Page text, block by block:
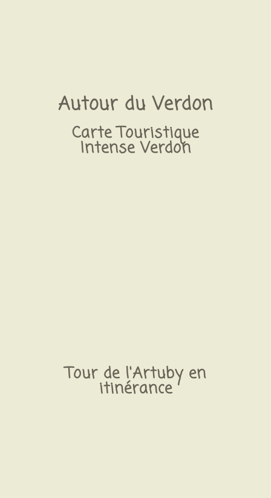
Autour du Verdon
Carte Touristique
Intense Verdon
Tour de l'Artuby en
itinérance